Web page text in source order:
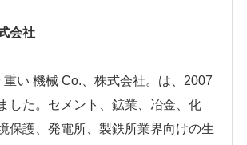
会社
重い 機械 Co.、株式会社。は、2007
した。セメント、鉱業、冶金、化
保護、発電所、製鉄所業界向けの生